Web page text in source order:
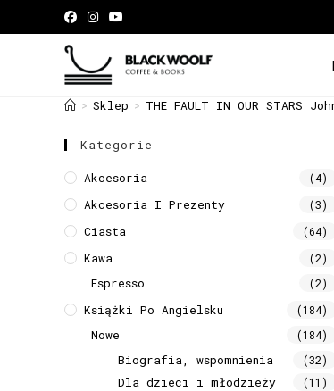
> Sklep > THE FAULT IN OUR STARS
Kategorie
Akcesoria (4)
Akcesoria I Prezenty (3)
Ciasta (64)
Kawa (2)
Espresso (2)
Książki Po Angielsku (184)
Nowe (184)
Biografia, wspomnienia (32)
Dla dzieci i młodzieży (11)